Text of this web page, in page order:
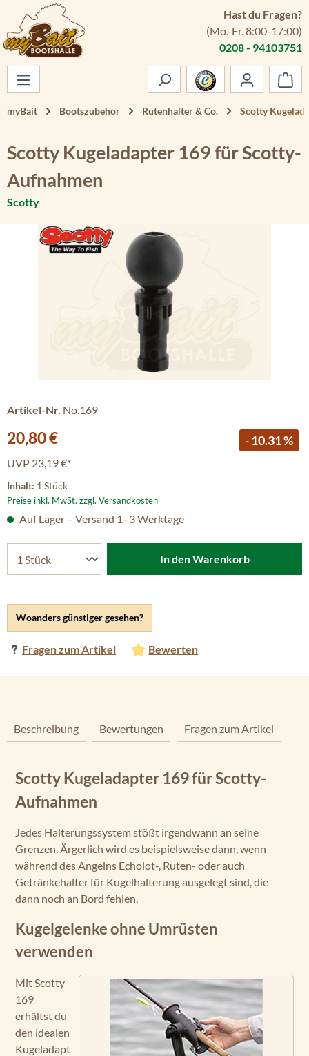
Zum Hauptinhalt springen
Hast du Fragen?
(Mo.-Fr. 8:00-17:00)
0208 - 94103751
myBait Bootszubehör Rutenhalter & Co. Scotty
Scotty Kugeladapter 169 für Scotty-
Aufnahmen
Scotty
Bildergalerie überspringen
Artikel-Nr. No.169
Verkaufspreis:
20,80 € - 10.31 %
UVP 23,19 €*
Inhalt: 1 Stück
Preise inkl. MwSt. zzgl. Versandkosten
Woanders günstiger gesehen?
Fragen zum Artikel Bewerten
Auf Lager – Versand 1–3 Werktage
In den Warenkorb
Beschreibung Bewertungen Fragen zum Artikel
Scotty Kugeladapter 169 für Scotty-
Aufnahmen
Jedes Halterungssystem stößt irgendwann an seine
Grenzen. Ärgerlich wird es beispielsweise dann, wenn
während des Angelns Echolot-, Ruten- oder auch
Getränkehalter für Kugelhalterung ausgelegt sind, die
dann noch an Bord fehlen.
Kugelgelenke ohne Umrüsten
verwenden
Mit Scotty
169
erhältst du
den idealen
Kugeladapt